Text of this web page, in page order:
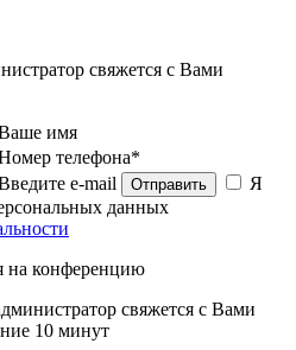
свяжется с Вами
имя
телефона*
e-mail
Отправить
Я
данных
на конференцию
свяжется с Вами
10 минут